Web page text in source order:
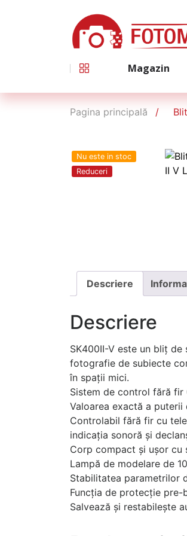
Magazin
Pagina principală
Nu este in stoc
Reduceri
Descriere
Descriere
SK400II-V este un bliț
fotografie de subiecte
în spații mici.
Sistem de control fără
Valoarea exactă a puterii
Controlabil fără fir cu
indicația sonoră și
Corp compact și ușor cu
Lampă de modelare de
Stabilitatea parametrilor
Funcția de protecție
Salvează și restabilește